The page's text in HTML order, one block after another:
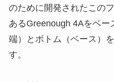
のために開発されたこの
あるGreenough 4Aをベ
端）とボトム（ベース）
す。